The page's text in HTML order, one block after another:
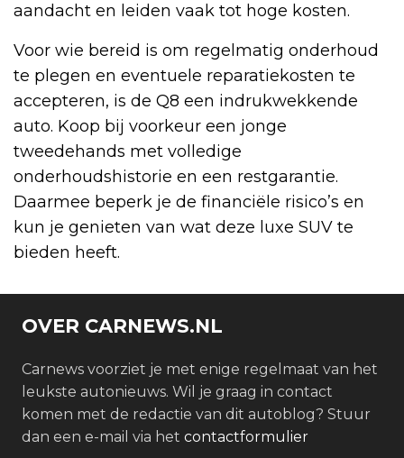
aandacht en leiden vaak tot hoge kosten.
Voor wie bereid is om regelmatig onderhoud
te plegen en eventuele reparatiekosten te
accepteren, is de Q8 een indrukwekkende
auto. Koop bij voorkeur een jonge
tweedehands met volledige
onderhoudshistorie en een restgarantie.
Daarmee beperk je de financiële risico’s en
kun je genieten van wat deze luxe SUV te
bieden heeft.
OVER CARNEWS.NL
Carnews voorziet je met enige regelmaat van het
leukste autonieuws. Wil je graag in contact
komen met de redactie van dit autoblog? Stuur
dan een e-mail via het contactformulier